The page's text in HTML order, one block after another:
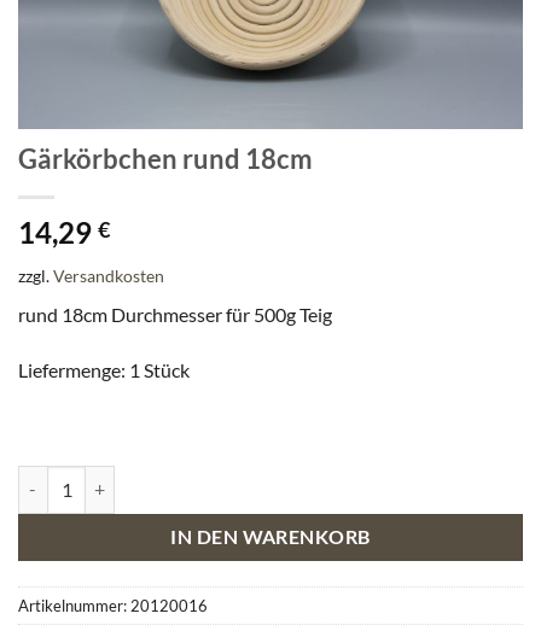
Gärkörbchen rund 18cm
14,29 €
zzgl.Versandkosten
rund 18cm Durchmesser für 500g Teig
Liefermenge: 1 Stück
IN DEN WARENKORB
Artikelnummer: 20120016